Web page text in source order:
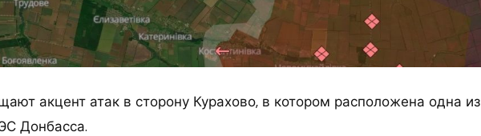
акцент атак в сторону Курахово, в котором расположена одна из
Донбасса.